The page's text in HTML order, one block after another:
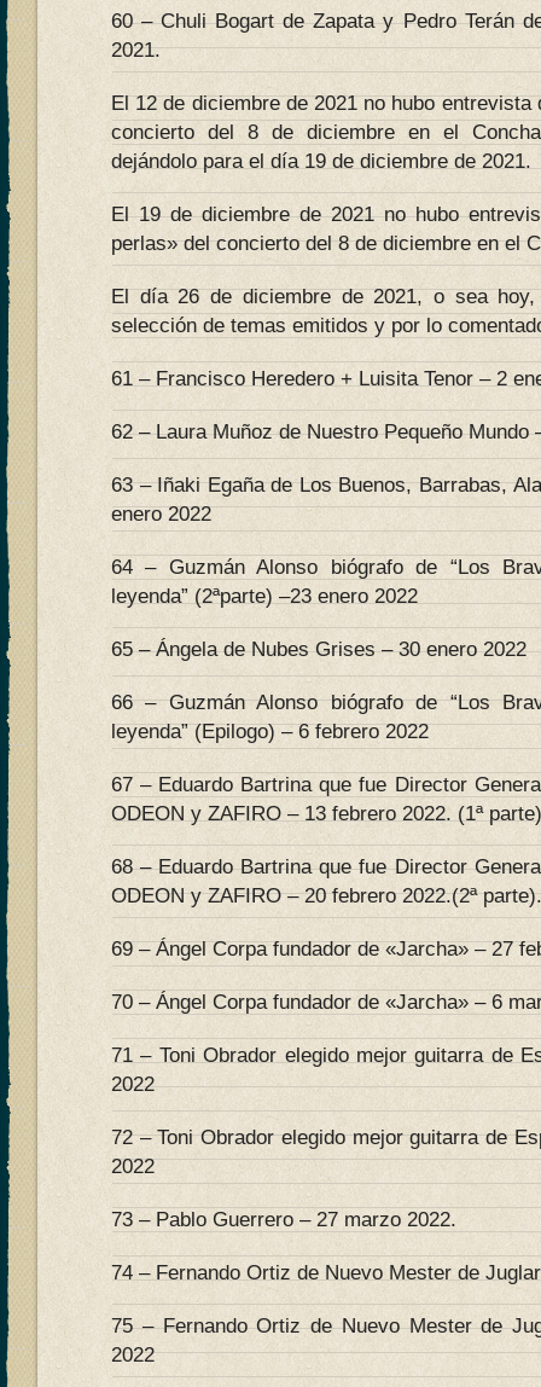
60 – Chuli Bogart de Zapata y Pedro Terán
2021.
El 12 de diciembre de 2021 no hubo
concierto del 8 de diciembre en el
dejándolo para el día 19 de diciembre de 2021.
El 19 de diciembre de 2021 no hubo
perlas» del concierto del 8 de diciembre en el
El día 26 de diciembre de 2021, o sea
selección de temas emitidos y por lo
61 – Francisco Heredero + Luisita Tenor – 2
62 – Laura Muñoz de Nuestro Pequeño Mundo
63 – Iñaki Egaña de Los Buenos, Barrabas,
enero 2022
64 – Guzmán Alonso biógrafo de “Los
leyenda” (2ªparte) –23 enero 2022
65 – Ángela de Nubes Grises – 30 enero 2022
66 – Guzmán Alonso biógrafo de “Los
leyenda” (Epilogo) – 6 febrero 2022
67 – Eduardo Bartrina que fue Director
ODEON y ZAFIRO – 13 febrero 2022. (1ª
68 – Eduardo Bartrina que fue Director
ODEON y ZAFIRO – 20 febrero 2022.(2ª parte).
69 – Ángel Corpa fundador de «Jarcha» – 27
70 – Ángel Corpa fundador de «Jarcha» – 6
71 – Toni Obrador elegido mejor guitarra de
2022
72 – Toni Obrador elegido mejor guitarra de
2022
73 – Pablo Guerrero – 27 marzo 2022.
74 – Fernando Ortiz de Nuevo Mester de
75 – Fernando Ortiz de Nuevo Mester de
2022